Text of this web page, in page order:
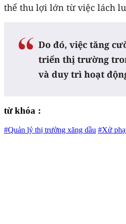
thể thu lợi lớn từ việc lách
Do đó, việc tăng
triển thị trường
và duy trì hoạt
từ khóa :
#Quản lý thị trường xăng dầu #Xử